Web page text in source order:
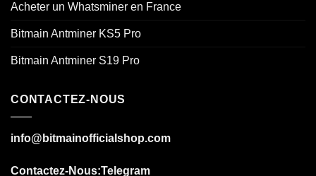
Acheter un Whatsminer en France
Bitmain Antminer KS5 Pro
Bitmain Antminer S19 Pro
CONTACTEZ-NOUS
info@bitmainofficialshop.com
Contactez-Nous:Telegram